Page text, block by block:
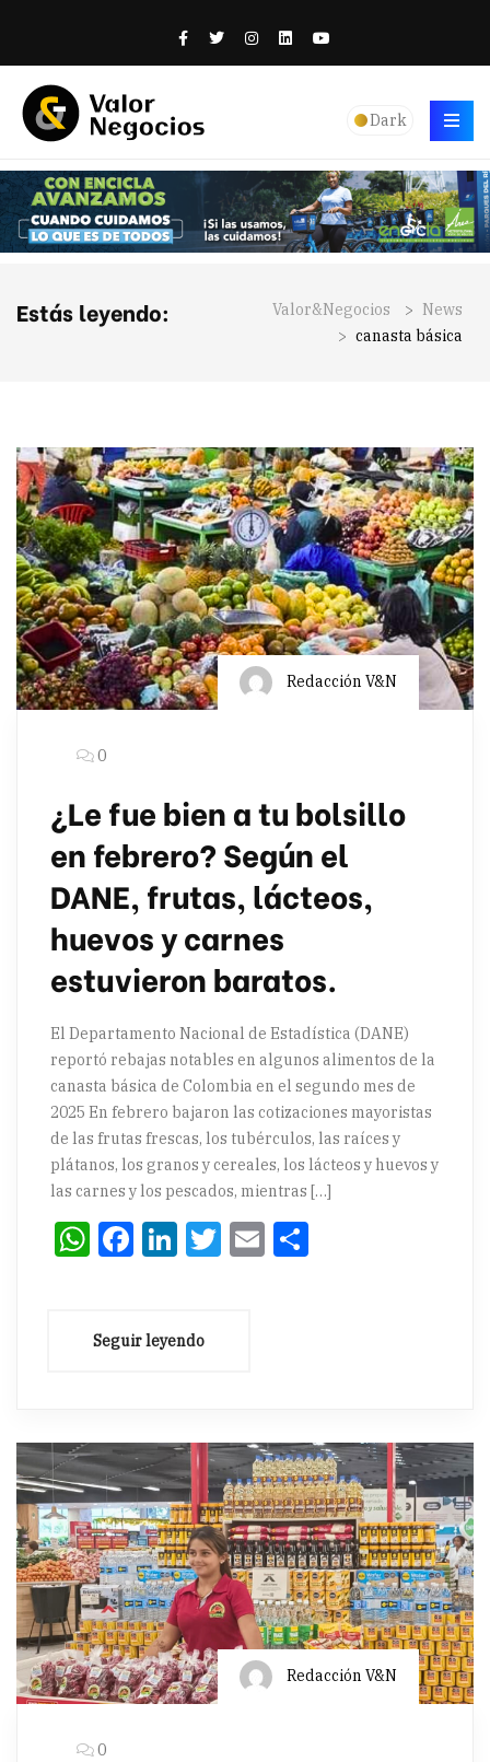
Dark
Estás leyendo: Valor&Negocios > News
> canasta básica
Redacción V&N
0
¿Le fue bien a tu bolsillo
en febrero? Según el
DANE, frutas, lácteos,
huevos y carnes
estuvieron baratos.
El Departamento Nacional de Estadística (DANE)
reportó rebajas notables en algunos alimentos de la
canasta básica de Colombia en el segundo mes de
2025 En febrero bajaron las cotizaciones mayoristas
de las frutas frescas, los tubérculos, las raíces y
plátanos, los granos y cereales, los lácteos y huevos y
las carnes y los pescados, mientras […]
WhatsApp
Facebook
LinkedIn
Twitter
Email
Redacción V&N
0